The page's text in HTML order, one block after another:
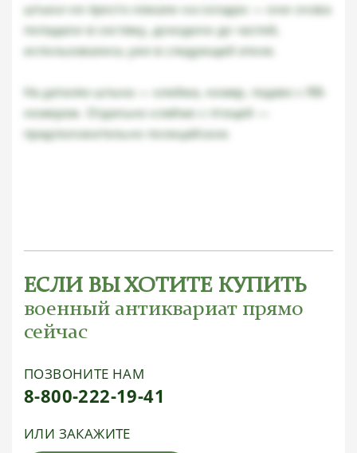
штыки не просто лежали на складах — они снова
попадали в систему, доходили до частей,
использовались уже в следующей эпохе.
На деталях штыка — клейма, номер, подвес с RB-
номером. Отдельно клеймо с птицей —
предположительно полицейское.
ЕСЛИ ВЫ ХОТИТЕ КУПИТЬ
военный антиквариат прямо
сейчас
ПОЗВОНИТЕ НАМ
8-800-222-19-41
ИЛИ ЗАКАЖИТЕ